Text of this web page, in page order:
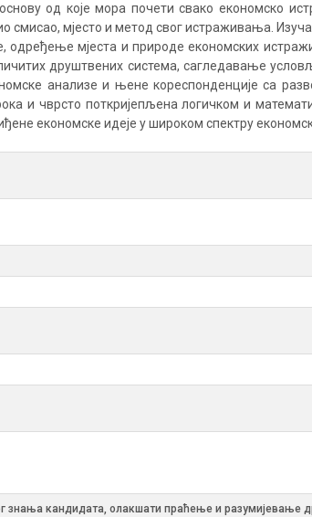
основу од које мора почети свако економско
смисао, мјесто и метод свог истраживања.
мјеста и природе економских
друштвених система, сагледавање
анализе и њене кореспонденције са
и чврсто поткријепљена логичком и
економске идеје у широком спектру
кандидата, олакшати праћење и разумијевање